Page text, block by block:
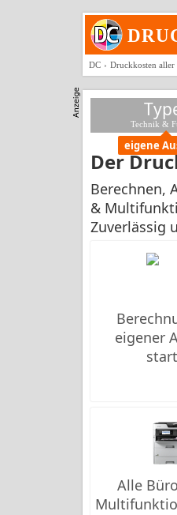
DC Druckkosten
Technik &
eigene
Der
Berechnen,
&
Zuverlässig
eigener
Alle